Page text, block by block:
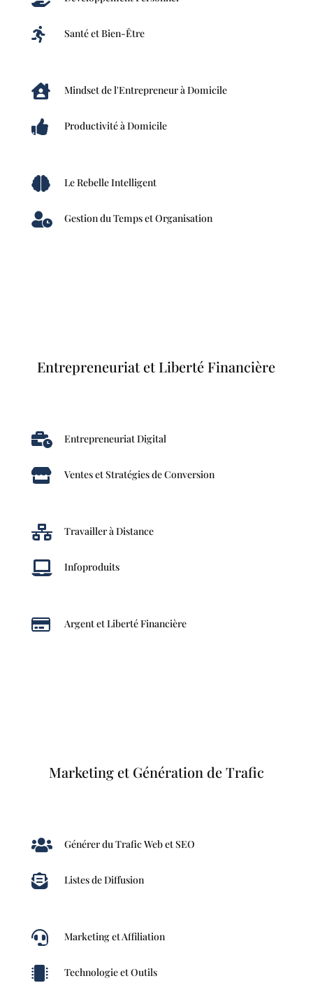
 Santé et Bien-Être
 Mindset de l'Entrepreneur à Domicile
 Productivité à Domicile
 Le Rebelle Intelligent
 Gestion du Temps et Organisation
Entrepreneuriat et Liberté Financière
 Entrepreneuriat Digital
 Ventes et Stratégies de Conversion
 Travailler à Distance
 Infoproduits
 Argent et Liberté Financière
Marketing et Génération de Trafic
 Générer du Trafic Web et SEO
 Listes de Diffusion
 Marketing et Affiliation
 Technologie et Outils